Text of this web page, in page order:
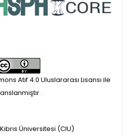
Atıf 4.0 Uluslararası Lisansı ile
.
Üniversitesi (CIU)